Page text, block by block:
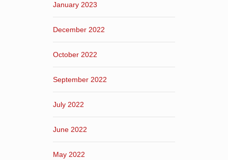
January 2023
December 2022
October 2022
September 2022
July 2022
June 2022
May 2022